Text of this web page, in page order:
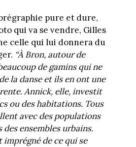
pure et dure,
qui va se vendre, Gilles
celle qui lui donnera du
“À Bron, autour de
de gamins qui ne
la danse et ils en ont une
Annick, elle, investit
ou des habitations. Tous
avec des populations
ensembles urbains.
de ce qui se